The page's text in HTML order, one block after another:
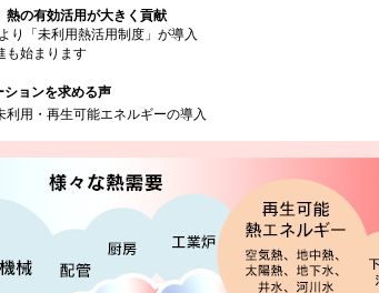
熱の有効活用が大きく貢献
り「未利用熱活用制度」が導入
も始まります
ションを求める声
用・再生可能エネルギーの導入